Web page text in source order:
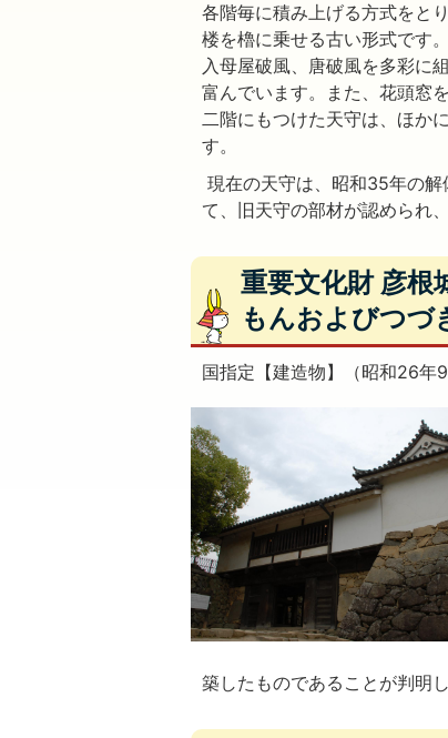
各階毎に積み上げる方式をと
楼を櫓に乗せる古い形式です
入母屋破風、唐破風を多彩に
富んでいます。また、花頭窓
二階にもつけた天守は、ほか
す。
現在の天守は、昭和35年の解
て、旧天守の部材が認められ
重要文化財 彦根
もんおよびつづ
国指定【建造物】（昭和26年9
築したものであることが判明し